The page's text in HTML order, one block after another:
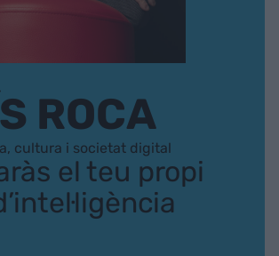
ROCA
cultura i societat digital
el teu propi